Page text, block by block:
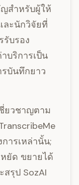
สำหรับผู้ให้
ะนักวิจัยที่
บรอง
บริการเป็น
บันทึกยาว
ยวชาญตาม
ารเหล่านั้น;
ยัด ขยายได้
รุป SozAI